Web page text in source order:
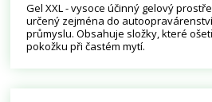
Gel XXL - vysoce účinný gelový
určený zejména do
průmyslu. Obsahuje složky, které
pokožku při častém mytí.